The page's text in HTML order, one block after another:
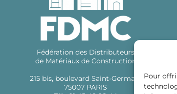
Pour
Fédération des Distributeurs
de Matériaux de Construction
215 bis, boulevard Saint-Germain
75007 PARIS